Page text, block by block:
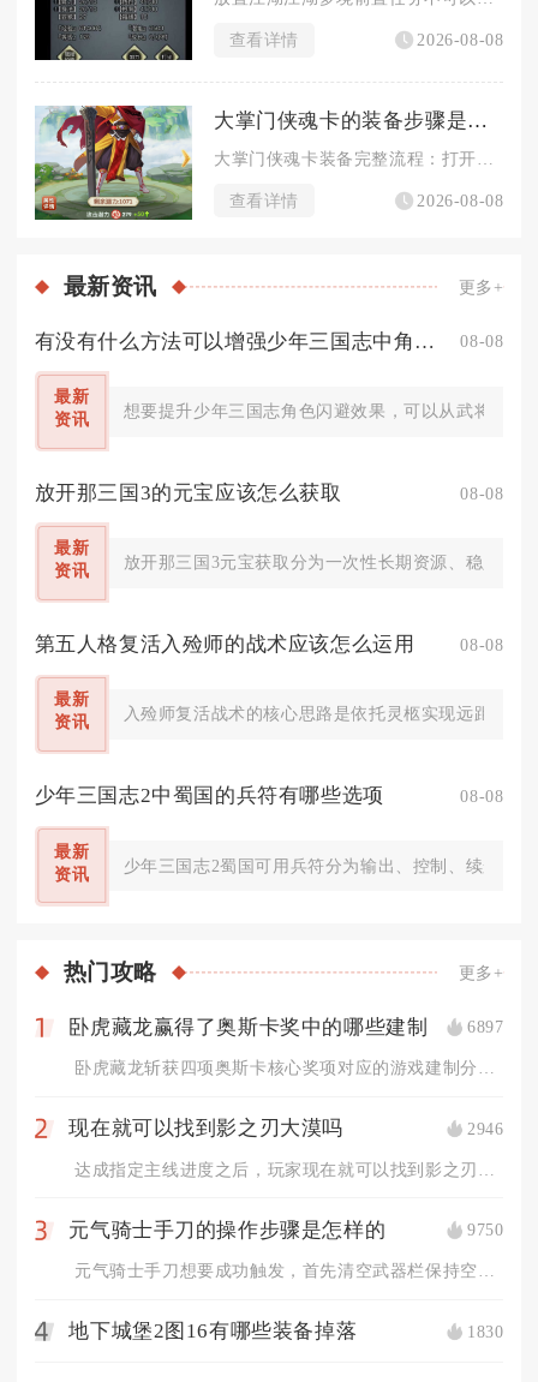
查看详情 2026-08-08
大掌门侠魂卡的装备步骤是什么
查看详情 2026-08-08
最新资讯 更多+
有没有什么方法可以增强少年三国志中角色的闪避效果 08-08
最新
资讯
想要提升少年三国志角色闪避效果，可以从武将技
放开那三国3的元宝应该怎么获取 08-08
最新
资讯
放开那三国3元宝获取分为一次性长期资源、稳定日
第五人格复活入殓师的战术应该怎么运用 08-08
最新
资讯
入殓师复活战术的核心思路是依托灵柩实现远距离
少年三国志2中蜀国的兵符有哪些选项 08-08
最新
资讯
少年三国志2蜀国可用兵符分为输出、控制、续航、
热门攻略 更多+
卧虎藏龙赢得了奥斯卡奖中的哪些建制 6897
卧虎藏龙斩获四项奥斯卡核心奖项对应的游戏建制分别对应阵营主城...
2 现在就可以找到影之刃大漠吗 2946
3 元气骑士手刀的操作步骤是怎样的 9750
4 地下城堡2图16有哪些装备掉落 1830